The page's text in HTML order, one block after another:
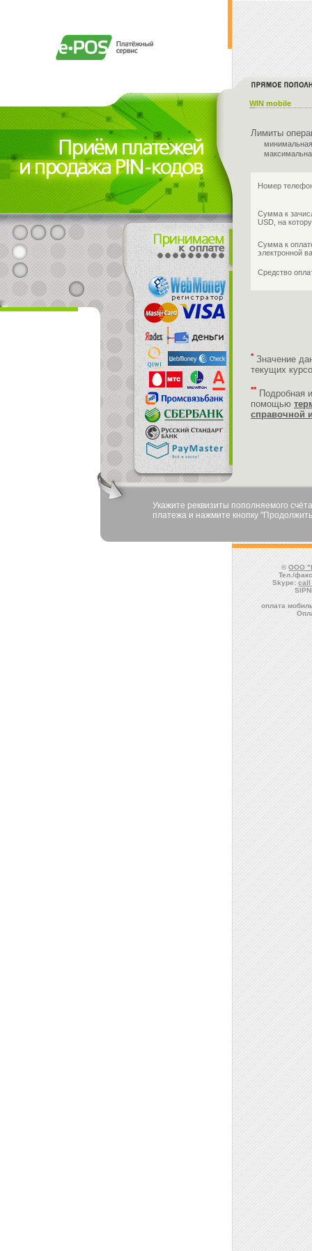
WIN mobile
Лимиты
Номер
Сумма к
USD, на
Сумма к
электронной
Средство
* Значение
текущих
** Подробная
помощью
справочной
Укажите реквизиты пополняемого
платежа и нажмите кнопку
©ООО
Тел./
Skype:
оплата